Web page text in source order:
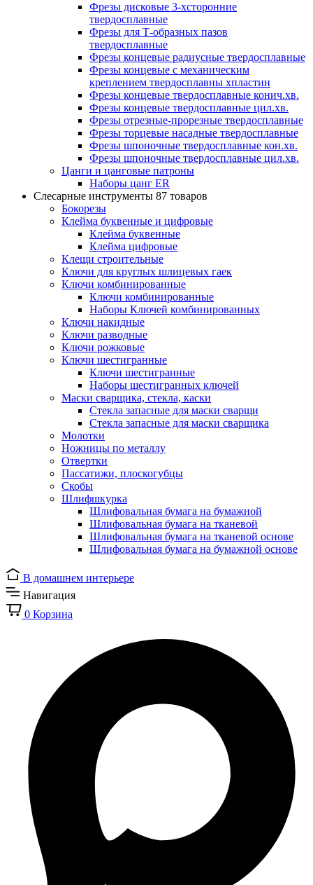
Фрезы дисковые 3-хсторонние
твердосплавные
Фрезы для Т-образных пазов
твердосплавные
Фрезы концевые радиусные твердосплавные
Фрезы концевые с механическим
креплением твердосплавны хпластин
Фрезы концевые твердосплавные конич.хв.
Фрезы концевые твердосплавные цил.хв.
Фрезы отрезные-прорезные твердосплавные
Фрезы торцевые насадные твердосплавные
Фрезы шпоночные твердосплавные кон.хв.
Фрезы шпоночные твердосплавные цил.хв.
Цанги и цанговые патроны
Наборы цанг ER
Слесарные инструменты 87 товаров
Бокорезы
Клейма буквенные и цифровые
Клейма буквенные
Клейма цифровые
Клещи строительные
Ключи для круглых шлицевых гаек
Ключи комбинированные
Ключи комбинированные
Наборы Ключей комбинированных
Ключи накидные
Ключи разводные
Ключи рожковые
Ключи шестигранные
Ключи шестигранные
Наборы шестигранных ключей
Маски сварщика, стекла, каски
Стекла запасные для маски сварщи
Стекла запасные для маски сварщика
Молотки
Ножницы по металлу
Отвертки
Пассатижи, плоскогубцы
Скобы
Шлифшкурка
Шлифовальная бумага на бумажной
Шлифовальная бумага на тканевой
Шлифовальная бумага на тканевой основе
Шлифовальная бумага на бумажной основе
В домашнем интерьере
Навигация
0 Корзина